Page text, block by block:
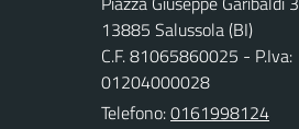
13885 Salussola (BI)
C.F. 81065860025 - P.Iva:
01204000028
Telefono:0161998124